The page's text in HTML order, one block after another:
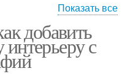
Правильные цветы
Показать все
добавить
с